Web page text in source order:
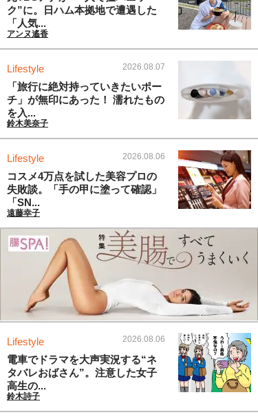
ク”に。日ハム本拠地で遭遇した
「人気...
アンヌ遙香
Lifestyle 2026.08.07
「旅行に絶対持っていきたいポー
チ」が無印にあった！ 濡れたもの
を入...
鈴木美奈子
Lifestyle 2026.08.06
コスメ4万点を試した美容プロの
失敗談。「手の甲に塗って確認」
「SN...
遠藤幸子
Lifestyle 2026.08.06
電車でドラマを大声実況する“ネ
タバレおばさん”。注意した女子
高生の...
鈴木詩子